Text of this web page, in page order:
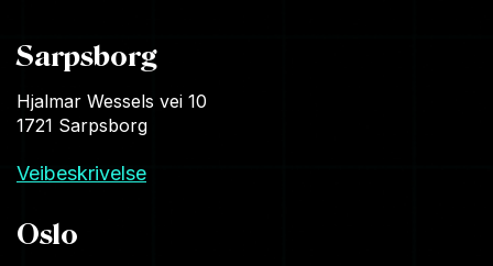
Sarpsborg
Hjalmar Wessels vei 10
1721 Sarpsborg
Veibeskrivelse
Oslo